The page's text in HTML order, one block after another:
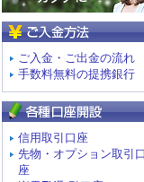
ご入金・ご出金の流れ
手数料無料の提携銀行
信用取引口座
先物・オプション取引口
座